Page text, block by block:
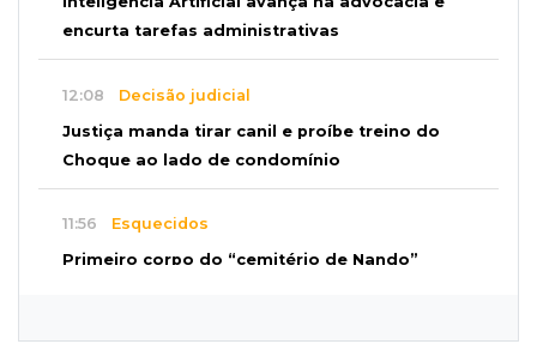
encurta tarefas administrativas
12:08 Decisão judicial
Justiça manda tirar canil e proíbe treino do
Choque ao lado de condomínio
11:56 Esquecidos
Primeiro corpo do “cemitério de Nando”